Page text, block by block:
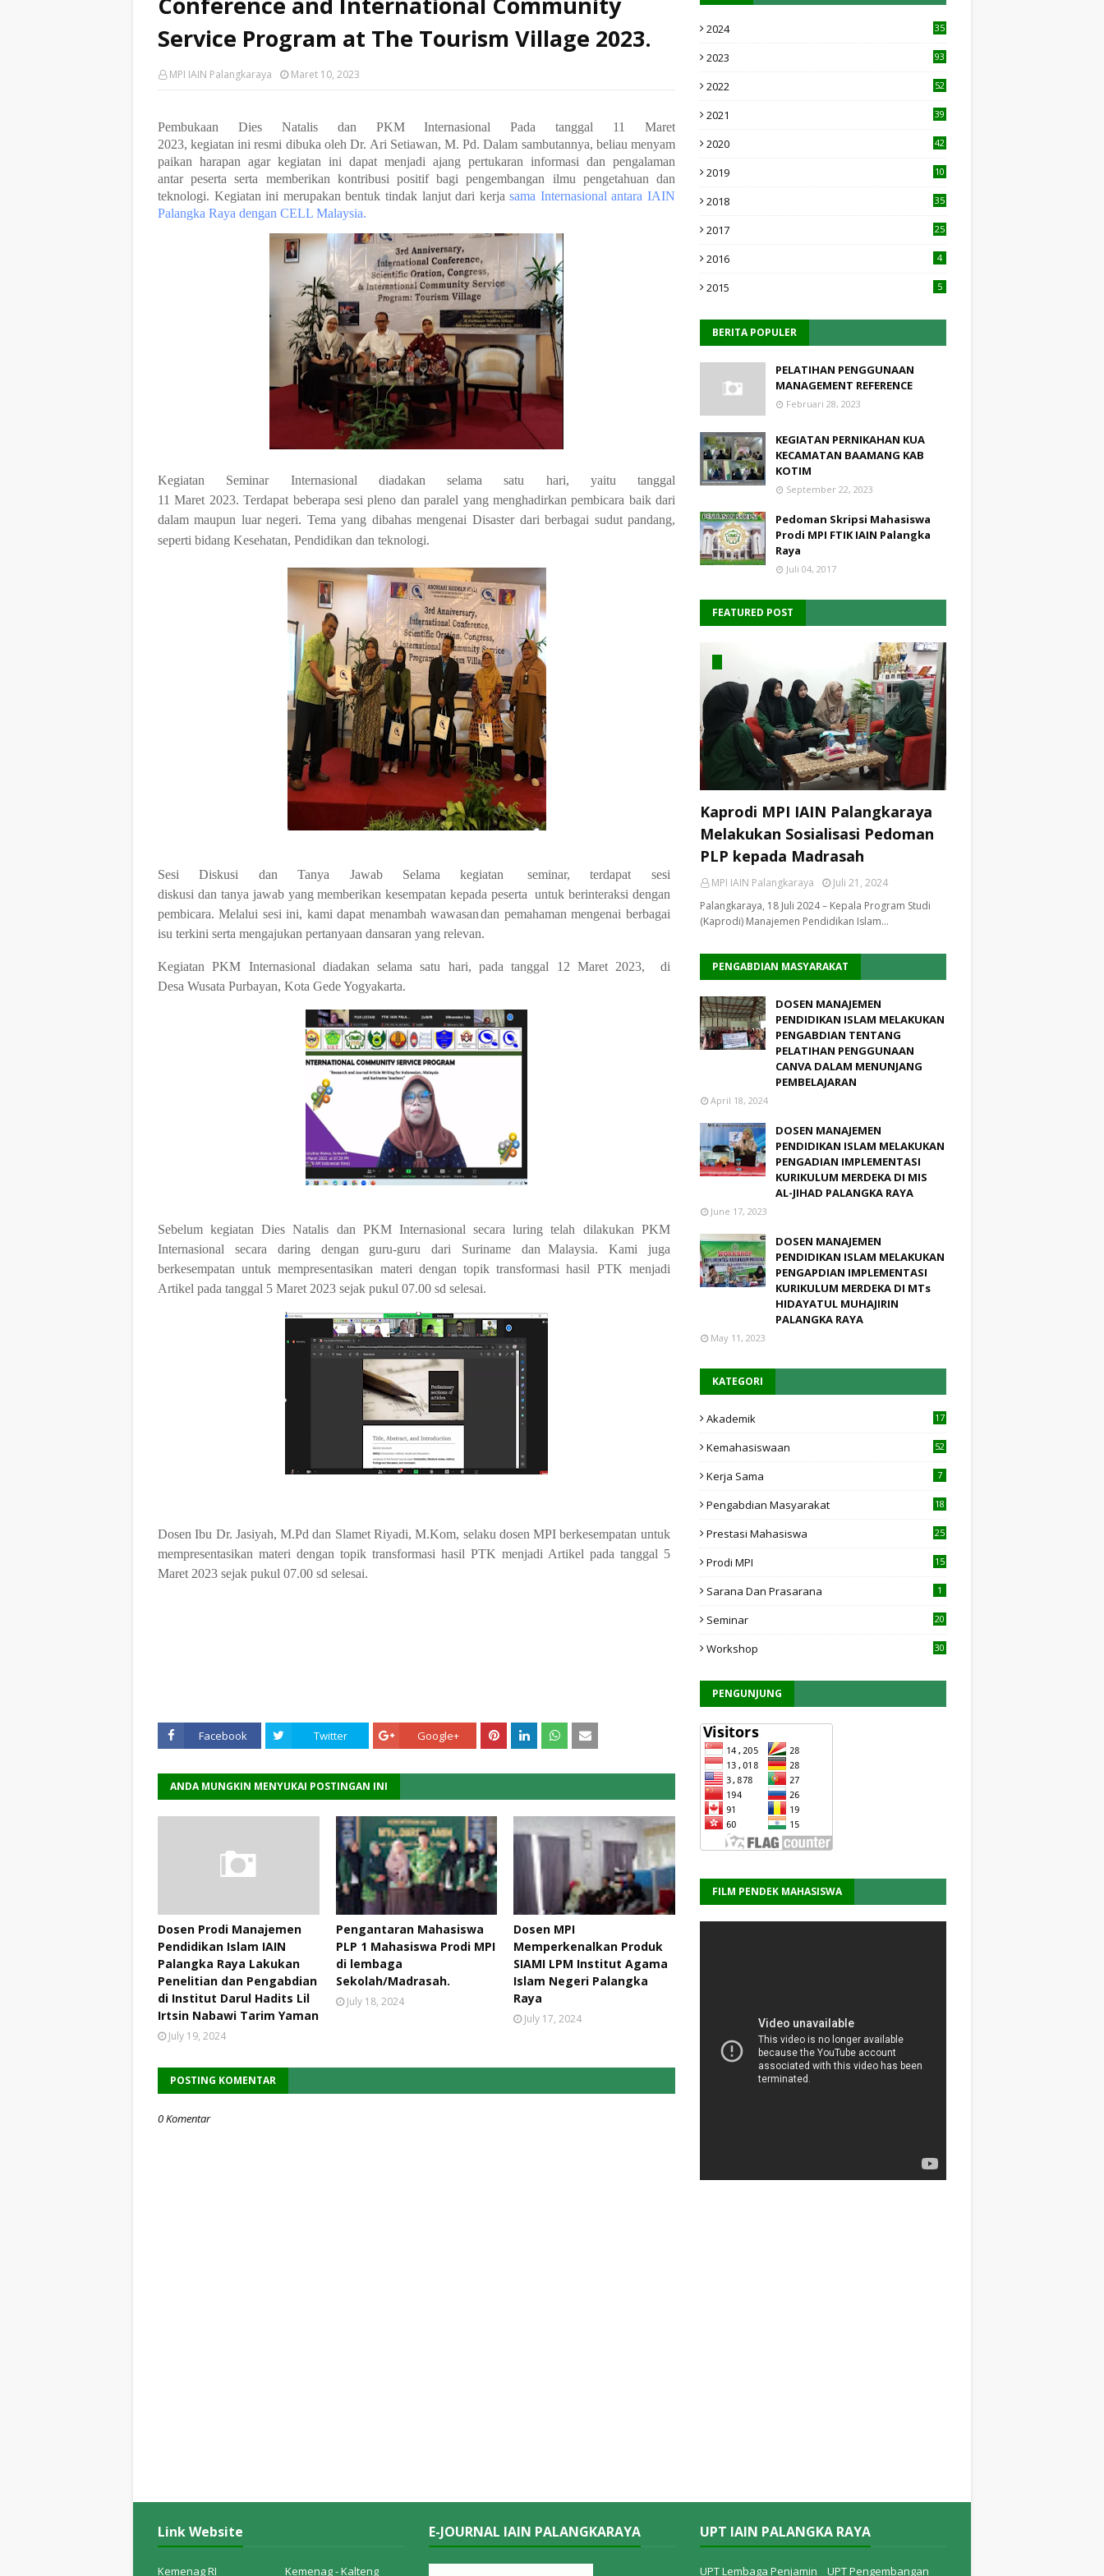
Service Program at The Tourism Village 2023.
MPI IAIN Palangkaraya Maret 10, 2023
Pembukaan Dies Natalis dan PKM Internasional Pada tanggal 11 Maret
2023, kegiatan iniresmi dibuka oleh Dr. Ari Setiawan, M. Pd. Dalam sambutannya, beliau menyam
paikan harapan agar kegiatan ini dapat menjadi ajang pertukaran informasi dan pengalaman
antar peserta serta memberikan kontribusi positif bagi pengembangan ilmu pengetahuan dan
teknologi. Kegiatan ini merupakan bentuk tindak lanjut dari kerjasama Internasional antara IAIN
Palangka Raya dengan CELL Malaysia.
Kegiatan Seminar Internasional diadakan selama satu hari, yaitu tanggal
11 Maret 2023. Terdapat beberapa sesi pleno dan paralel yang menghadirkan pembicara baik dari
dalam maupun luar negeri. Tema yang dibahas mengenai Disaster dari berbagai sudut pandang,
seperti bidang Kesehatan, Pendidikan dan teknologi.
Sesi Diskusi dan Tanya Jawab Selama kegiatan
seminar, terdapat sesi
diskusi dan tanya jawab yang memberikan kesempatan kepada peserta untuk berinteraksi dengan
pembicara. Melalui sesi ini, kami dapat menambah wawasandan pemahaman mengenai berbagai
isu terkini serta mengajukan pertanyaan dansaran yang relevan.
Kegiatan PKM Internasional diadakan selama satu hari, padatanggal 12 Maret 2023,
di
Desa Wusata Purbayan, Kota Gede Yogyakarta.
Sebelum kegiatan Dies Natalis dan PKM Internasional secara luring telah
dilakukan PKM
Internasional secara daring dengan guru-guru dari Suriname dan Malaysia. Kami
juga
berkesempatan untuk mempresentasikan materi dengan topik transformasi hasil PTK menjadi
Artikel pada tanggal 5 Maret 2023 sejak pukul 07.00 sd selesai.
Dosen Ibu Dr. Jasiyah, M.Pd dan Slamet Riyadi, M.Kom, selaku dosen MPI berkesempatan untuk
mempresentasikan materi dengan topik transformasi hasil PTK menjadi Artikel pada tanggal 5
Maret 2023 sejak pukul 07.00 sd selesai.
Facebook Twitter Google+
ANDA MUNGKIN MENYUKAI POSTINGAN INI
Dosen Prodi Manajemen
Pendidikan Islam IAIN
Palangka Raya Lakukan
Penelitian dan Pengabdian
di Institut Darul Hadits Lil
Irtsin Nabawi Tarim Yaman
July 19, 2024
Pengantaran Mahasiswa
PLP 1 Mahasiswa Prodi MPI
di lembaga
Sekolah/Madrasah.
July 18, 2024
Dosen MPI
Memperkenalkan Produk
SIAMI LPM Institut Agama
Islam Negeri Palangka
Raya
July 17, 2024
POSTING KOMENTAR
0 Komentar
2024 35
2023 93
2022 52
2021 39
2020 42
2019
10
2018 35
2017 25
2016 4
2015 5
BERITA POPULER
PELATIHAN PENGGUNAAN
MANAGEMENT REFERENCE
Februari 28, 2023
KEGIATAN PERNIKAHAN KUA
KECAMATAN BAAMANG KAB
KOTIM
September 22, 2023
Pedoman Skripsi Mahasiswa
Prodi MPI FTIK IAIN Palangka
Raya
Juli 04, 2017
FEATURED POST
Kaprodi MPI IAIN Palangkaraya
Melakukan Sosialisasi Pedoman
PLP kepada Madrasah
MPI IAIN Palangkaraya
Juli 21, 2024
Palangkaraya, 18 Juli 2024 – Kepala Program Studi
(Kaprodi) Manajemen Pendidikan Islam…
PENGABDIAN MASYARAKAT
DOSEN MANAJEMEN
PENDIDIKAN ISLAM MELAKUKAN
PENGABDIAN TENTANG
PELATIHAN PENGGUNAAN
CANVA DALAM MENUNJANG
PEMBELAJARAN
April 18, 2024
DOSEN MANAJEMEN
PENDIDIKAN ISLAM MELAKUKAN
PENGADIAN IMPLEMENTASI
KURIKULUM MERDEKA DI MIS
AL-JIHAD PALANGKA RAYA
June 17, 2023
DOSEN MANAJEMEN
PENDIDIKAN ISLAM MELAKUKAN
PENGAPDIAN IMPLEMENTASI
KURIKULUM MERDEKA DI MTs
HIDAYATUL MUHAJIRIN
PALANGKA RAYA
May 11, 2023
KATEGORI
Akademik
17
Kemahasiswaan 52
Kerja Sama 7
Pengabdian Masyarakat 18
Prestasi Mahasiswa 25
Prodi MPI
15
Sarana Dan Prasarana 1
Seminar 20
Workshop 30
PENGUNJUNG
FILM PENDEK MAHASISWA
Link Website
Kemenag RI Kemenag - Kalteng
E-JOURNAL IAIN PALANGKARAYA UPT IAIN PALANGKA RAYA
UPT Lembaga Penjamin UPT Pengembangan